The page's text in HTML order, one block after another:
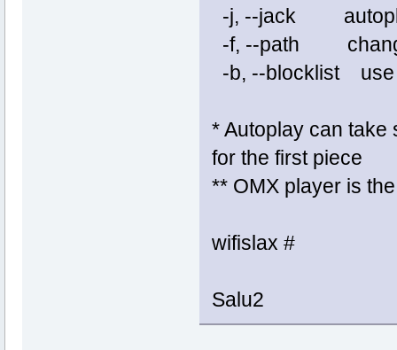
-j, --jack
-f, --path
-b, --blocklist
* Autoplay can take
for the first piece
** OMX player is
wifislax #
Salu2